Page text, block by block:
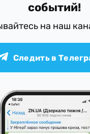
событий!
на наш
Следить в